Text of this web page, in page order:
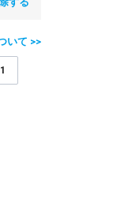
いて >>